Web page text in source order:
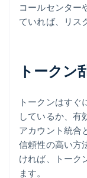
コールセンター
ていれば、リス
トークン
トークンはす
しているか、有
アカウント統合
信頼性の高い方
ければ、トーク
ます。